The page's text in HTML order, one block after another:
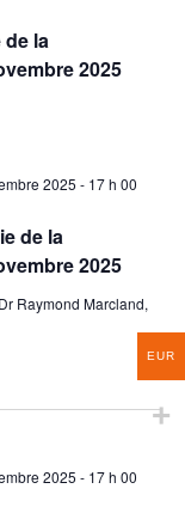
la
2025
de la
2025
2025 - 17 h 00
Raymond Marcland,
2025 - 17 h 00
EUR